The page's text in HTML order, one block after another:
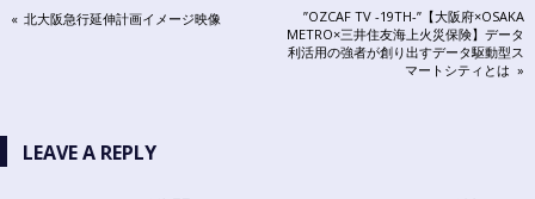
投
ビ
ゲ
PREVIOUS
北大阪急行延伸計画イメージ映像
NEXT
POST:
”OZCAF TV -19TH-”【大阪府×OSAKA
METRO×三井住友海上火災保険】データ
利活用の強者が創り出すデータ駆動型ス
マートシティとは
LEAVE A REPLY